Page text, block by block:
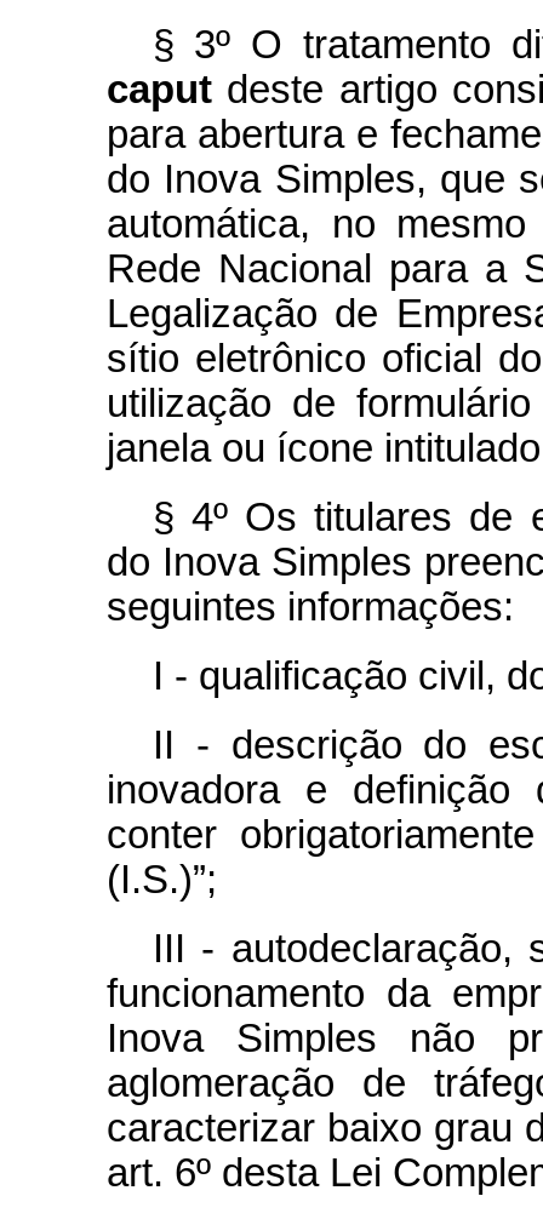
§ 3º O tratamento
caput deste artigo
para abertura e
do Inova Simples, que
automática, no
Rede Nacional para a
Legalização de
sítio eletrônico oficial
utilização de
janela ou ícone
§ 4º Os titulares de
do Inova Simples
seguintes informações:
I - qualificação civil,
II - descrição do
inovadora e
conter
(I.S.)”;
III - autodeclaração,
funcionamento da
Inova Simples não
aglomeração de
caracterizar baixo grau
art. 6º desta Lei